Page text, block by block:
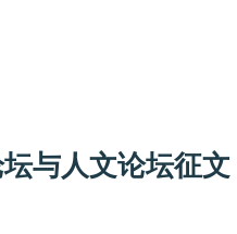
与人文论坛征文